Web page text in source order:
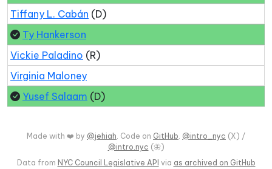
Tiffany L. Cabán (D)
Ty Hankerson
Vickie Paladino (R)
Virginia Maloney
Yusef Salaam (D)
Made with ❤️ by @jehiah. Code on GitHub. @intro_nyc (X) /
@intro.nyc (🦋)
Data from NYC Council Legislative API via as archived on GitHub